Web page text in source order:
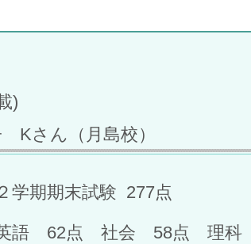
)
さん（月島校）
学期期末試験 277点
語 62点 社会 58点 理科